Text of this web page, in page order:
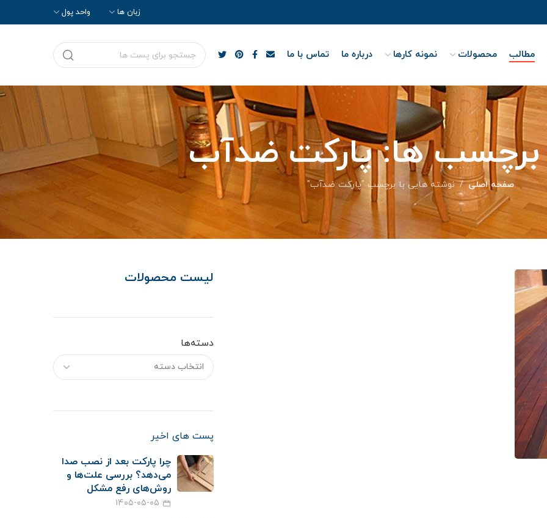
زبان ها واحد پول
مطالب محصولات نمونه کارها درباره ما تماس با ما
برچسب ها: پارکت ضدآب
صفحه اصلی نوشته هایی با برچسب "پارکت ضدآب"
لیست محصولات
دسته‌ها
پست های اخیر
چرا پارکت بعد از نصب صدا
می‌دهد؟ بررسی علت‌ها و
روش‌های رفع مشکل
۱۴۰۵-۰۵-۰۵